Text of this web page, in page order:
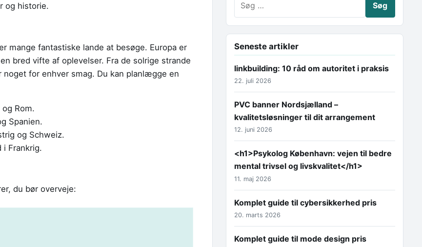
og historie.
fantastiske lande at besøge. Europa er
bred vifte af oplevelser. Fra de solrige strande
for enhver smag. Du kan planlægge en
Rom.
Spanien.
og Schweiz.
i Frankrig.
du bør overveje:
Seneste artikler
linkbuilding: 10 råd om autoritet i praksis
22. juli 2026
PVC banner Nordsjælland –
kvalitetsløsninger til dit arrangement
12. juni 2026
<h1>Psykolog København: vejen til bedre
mental trivsel og livskvalitet</h1>
11. maj 2026
Komplet guide til cybersikkerhed pris
20. marts 2026
Komplet guide til mode design pris